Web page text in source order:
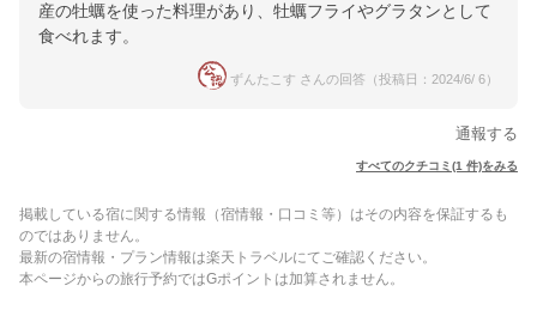
産の牡蠣を使った料理があり、牡蠣フライやグラタンとして
食べれます。
ずんたこす さんの回答（投稿日：2024/6/ 6）
通報する
すべてのクチコミ(1 件)をみる
掲載している宿に関する情報（宿情報・口コミ等）はその内容を保証するも
のではありません。
最新の宿情報・プラン情報は楽天トラベルにてご確認ください。
本ページからの旅行予約ではGポイントは加算されません。